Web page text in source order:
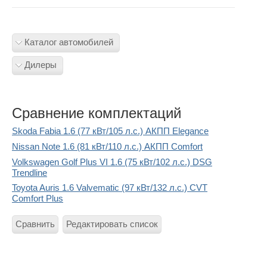
Каталог автомобилей
Дилеры
Сравнение комплектаций
Skoda Fabia 1.6 (77 кВт/105 л.с.) АКПП Elegance
Nissan Note 1.6 (81 кВт/110 л.с.) АКПП Comfort
Volkswagen Golf Plus VI 1.6 (75 кВт/102 л.с.) DSG
Trendline
Toyota Auris 1.6 Valvematic (97 кВт/132 л.с.) CVT
Comfort Plus
Сравнить Редактировать список